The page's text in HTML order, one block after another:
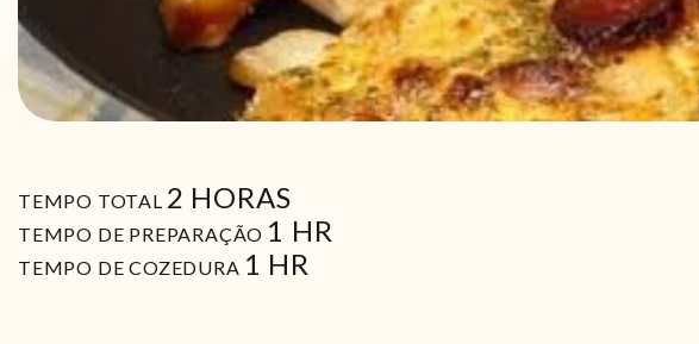
TEMPO TOTAL 2 HORAS
HORAS
TEMPO DE PREPARAÇÃO 1 HORA
HR
TEMPO DE COZEDURA 1 HORA
HR